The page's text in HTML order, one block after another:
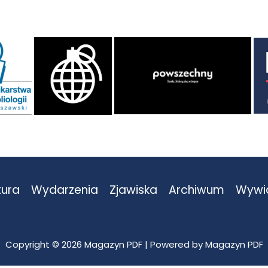
Wydarzenia Zjawiska Archiwum
Copyright © 2026 Magazyn PDF | Powered by Magazyn PDF